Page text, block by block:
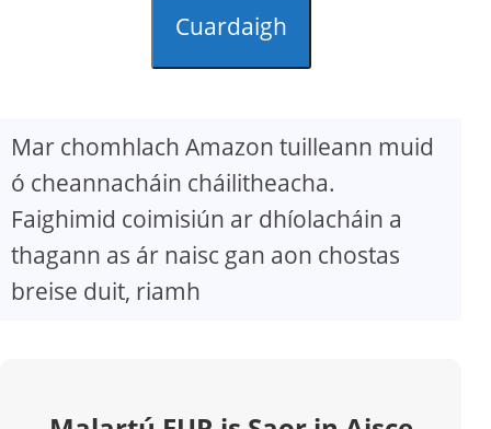
Cuardaigh
Mar chomhlach Amazon tuilleann muid
ó cheannacháin cháilitheacha.
Faighimid coimisiún ar dhíolacháin a
thagann as ár naisc gan aon chostas
breise duit, riamh